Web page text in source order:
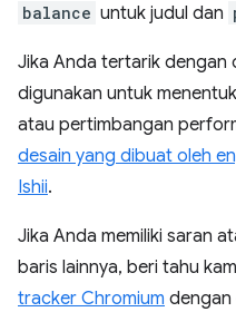
balance untuk judul dan
Jika Anda tertarik dengan
digunakan untuk
atau pertimbangan
desain yang dibuat oleh
Ishii.
Jika Anda memiliki saran
baris lainnya, beri tahu
tracker Chromium dengan